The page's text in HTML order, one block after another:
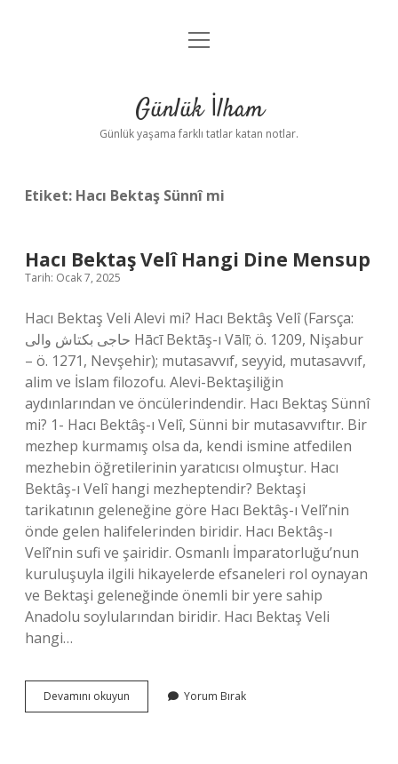
Anasayfa
Yasal Uyarı
menüyü
Günlük İlham
Günlük yaşama farklı tatlar katan notlar.
Etiket: Hacı Bektaş Sünnî mi
Hacı Bektaş Velî Hangi Dine Mensup
Tarih: Ocak 7, 2025
Hacı Bektaş Veli Alevi mi? Hacı Bektâş Velî (Farsça:
حاجی بکتاش والی Hācī Bektāş-ı Vālī; ö. 1209, Nişabur
– ö. 1271, Nevşehir); mutasavvıf, seyyid, mutasavvıf,
alim ve İslam filozofu. Alevi-Bektaşiliğin
aydınlarından ve öncülerindendir. Hacı Bektaş Sünnî
mi? 1- Hacı Bektâş-ı Velî, Sünni bir mutasavvıftır. Bir
mezhep kurmamış olsa da, kendi ismine atfedilen
mezhebin öğretilerinin yaratıcısı olmuştur. Hacı
Bektâş-ı Velî hangi mezheptendir? Bektaşi
tarikatının geleneğine göre Hacı Bektâş-ı Velî’nin
önde gelen halifelerinden biridir. Hacı Bektâş-ı
Velî’nin sufi ve şairidir. Osmanlı İmparatorluğu’nun
kuruluşuyla ilgili hikayelerde efsaneleri rol oynayan
ve Bektaşi geleneğinde önemli bir yere sahip
Anadolu soylularından biridir. Hacı Bektaş Veli
hangi…
Devamını okuyun
Bektaş
Yorum Bırak